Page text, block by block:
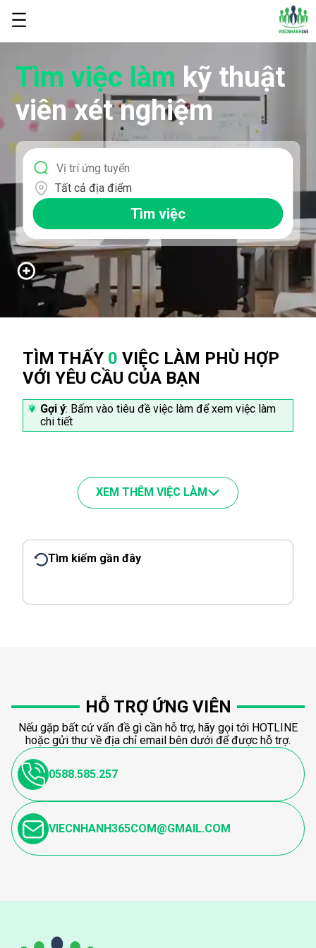
Tìm việc làm kỹ thuật
viên xét nghiệm
Tất cả địa điểm
Tìm việc
TÌM THẤY 0 VIỆC LÀM PHÙ HỢP
VỚI YÊU CẦU CỦA BẠN
Gợi ý: Bấm vào tiêu đề việc làm để xem việc làm
chi tiết
XEM THÊM VIỆC LÀM
Tìm kiếm gần đây
HỖ TRỢ ỨNG VIÊN
Nếu gặp bất cứ vấn đề gì cần hỗ trợ, hãy gọi tới HOTLINE
hoặc gửi thư về địa chỉ email bên dưới để được hỗ trợ.
0588.585.257
VIECNHANH365COM@GMAIL.COM